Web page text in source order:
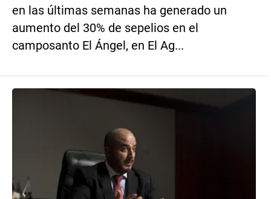
en las últimas semanas ha generado un
aumento del 30% de sepelios en el
camposanto El Ángel, en El Ag...